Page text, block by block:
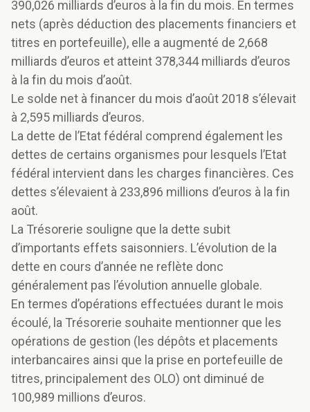
390,026 milliards d’euros à la fin du mois. En termes
nets (après déduction des placements financiers et
titres en portefeuille), elle a augmenté de 2,668
milliards d’euros et atteint 378,344 milliards d’euros
à la fin du mois d’août.
Le solde net à financer du mois d’août 2018 s’élevait
à 2,595 milliards d’euros.
La dette de l’Etat fédéral comprend également les
dettes de certains organismes pour lesquels l’Etat
fédéral intervient dans les charges financières. Ces
dettes s’élevaient à 233,896 millions d’euros à la fin
août.
La Trésorerie souligne que la dette subit
d’importants effets saisonniers. L’évolution de la
dette en cours d’année ne reflète donc
généralement pas l’évolution annuelle globale.
En termes d’opérations effectuées durant le mois
écoulé, la Trésorerie souhaite mentionner que les
opérations de gestion (les dépôts et placements
interbancaires ainsi que la prise en portefeuille de
titres, principalement des OLO) ont diminué de
100,989 millions d’euros.